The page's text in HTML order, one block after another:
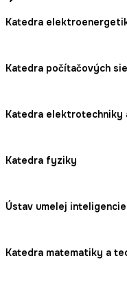
Katedra
Katedra počítačových
Katedra elektrotechniky
Katedra fyziky
Ústav umelej inteligencie
Katedra matematiky a